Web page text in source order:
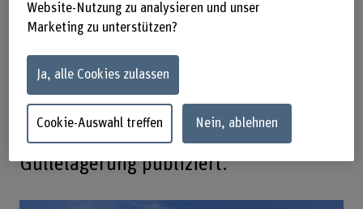
dabei eine wichtige Quelle.
Mitarbeitende der BFH-HAFL und
anderer Forschungsinstitutionen
haben die bisher umfassendste
Übersicht über Emissionen von
Ammoniak und Treibhausgasen aus der
Güllelagerung publiziert.
Website-Nutzung zu analysieren und unser
Marketing zu unterstützen?
Ja, alle Cookies zulassen
Cookie-Auswahl treffen Nein, ablehnen